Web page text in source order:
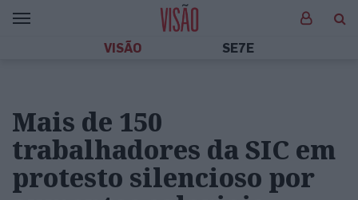
VISÃO SE7E
Mais de 150
trabalhadores da SIC em
protesto silencioso por